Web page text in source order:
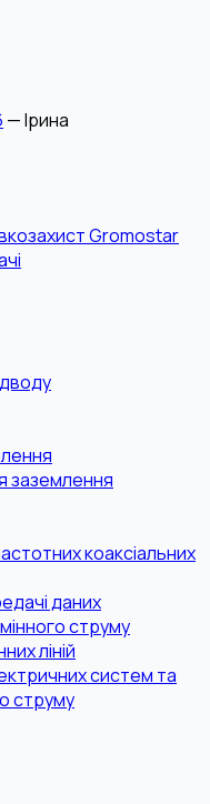
— Ірина
Gromostar
заземлення
коаксіальних
даних
струму
ліній
систем та
струму